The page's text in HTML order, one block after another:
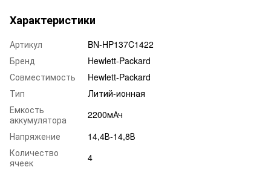
Характеристики
Артикул
BN-HP137C1422
Бренд
Hewlett-Packard
Совместимость
Hewlett-Packard
Тип
Литий-ионная
Емкость
аккумулятора
2200мАч
Напряжение
14,4В-14,8В
Количество
ячеек
4